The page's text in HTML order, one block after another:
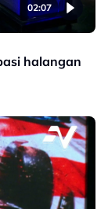
02:07
halangan